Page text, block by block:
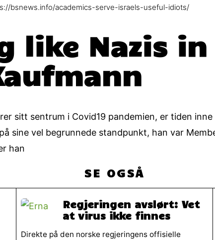
bsnews.info/academics-serve-israels-useful-idiots/
like Nazis in
sitt sentrum i Covid19 pandemien, er tiden
sine vel begrunnede standpunkt, han var
han
SE OGSÅ
Regjeringen avslørt: Vet
at virus ikke finnes
Direkte på den norske regjeringens offisielle